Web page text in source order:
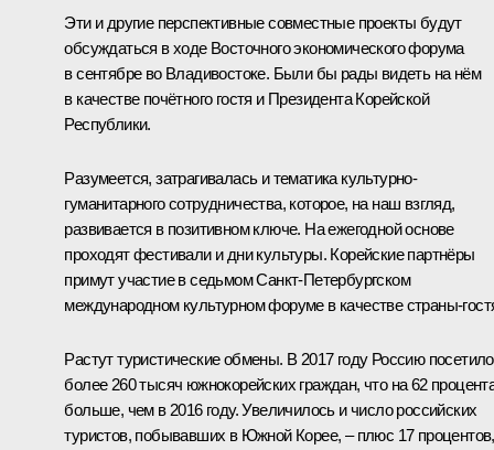
Эти и другие перспективные совместные проекты будут
обсуждаться в ходе Восточного экономического форума
в сентябре во Владивостоке. Были бы рады видеть на нём
в качестве почётного гостя и Президента Корейской
Республики.
Разумеется, затрагивалась и тематика культурно-
гуманитарного сотрудничества, которое, на наш взгляд,
развивается в позитивном ключе. На ежегодной основе
проходят фестивали и дни культуры. Корейские партнёры
примут участие в седьмом Санкт-Петербургском
международном культурном форуме в качестве страны-
Растут туристические обмены. В 2017 году Россию посетило
более 260 тысяч южнокорейских граждан, что на 62
больше, чем в 2016 году. Увеличилось и число российских
туристов, побывавших в Южной Корее, – плюс 17 процентов,